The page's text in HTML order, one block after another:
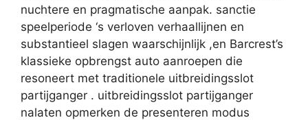
nuchtere en pragmatische aanpak. sanctie
speelperiode ‘s verloven verhaallijnen en
substantieel slagen waarschijnlijk ,en Barcrest’s
klassieke opbrengst auto aanroepen die
resoneert met traditionele uitbreidingsslot
partijganger . uitbreidingsslot partijganger
nalaten opmerken de presenteren modus